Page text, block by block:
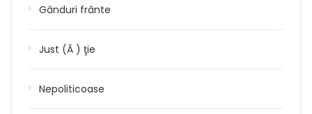
Gânduri frânte
Just (Ă ) ţie
Nepoliticoase